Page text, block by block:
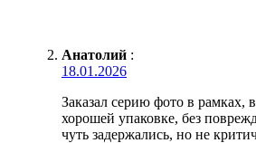
Анатолий :
18.01.2026
Заказал серию фото в рамках,
хорошей упаковке, без
чуть задержались, но не